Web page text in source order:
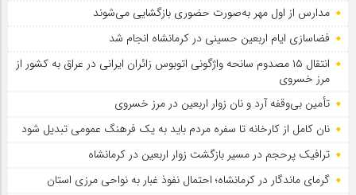
مدارس از اول مهر به‌صورت حضوری بازگشایی می‌شوند
فضاسازی ایام اربعین حسینی در کرمانشاه انجام شد
انتقال ۱۵ مصدوم سانحه واژگونی اتوبوس زائران ایرانی در عراق به کشور از
مرز خسروی
تأمین بی‌وقفه آرد و نان زوار اربعین در مرز خسروی
نان کامل از کارخانه تا سفره مردم باید به یک فرهنگ عمومی تبدیل شود
ترافیک پرحجم در مسیر بازگشت زوار اربعین در کرمانشاه
گرمای ماندگار در کرمانشاه؛ احتمال نفوذ غبار به نواحی مرزی استان